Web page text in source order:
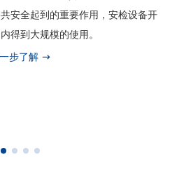
安全起到的重要作用，安检设备开
得到大规模的使用。
步了解